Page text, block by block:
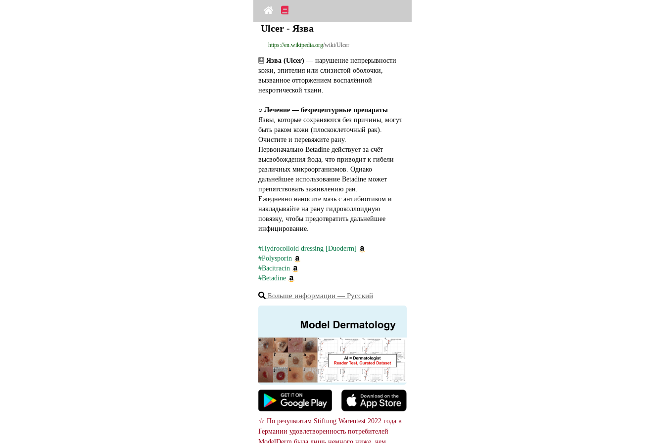
Ulcer - Язва
https://en.wikipedia.org/wiki/Ulcer
Язва (Ulcer) — нарушение непрерывности
кожи, эпителия или слизистой оболочки,
вызванное отторжением воспалённой
некротической ткани.
○ Лечение — безрецептурные препараты
Язвы, которые сохраняются без причины, могут
быть раком кожи (плоскоклеточный рак).
Очистите и перевяжите рану.
Первоначально Betadine действует за счёт
высвобождения йода, что приводит к гибели
различных микроорганизмов. Однако
дальнейшее использование Betadine может
препятствовать заживлению ран.
Ежедневно наносите мазь с антибиотиком и
накладывайте на рану гидроколлоидную
повязку, чтобы предотвратить дальнейшее
инфицирование.
#Hydrocolloid dressing [Duoderm]
#Polysporin
#Bacitracin
#Betadine
Больше информации ― Русский
☆ По результатам Stiftung Warentest 2022 года в
Германии удовлетворенность потребителей